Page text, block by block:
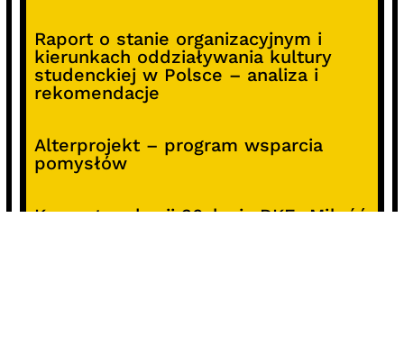
Raport o stanie organizacyjnym i
kierunkach oddziaływania kultury
studenckiej w Polsce – analiza i
rekomendacje
Alterprojekt – program wsparcia
pomysłów
Koncert z okazji 30-lecia DKF „Miłość